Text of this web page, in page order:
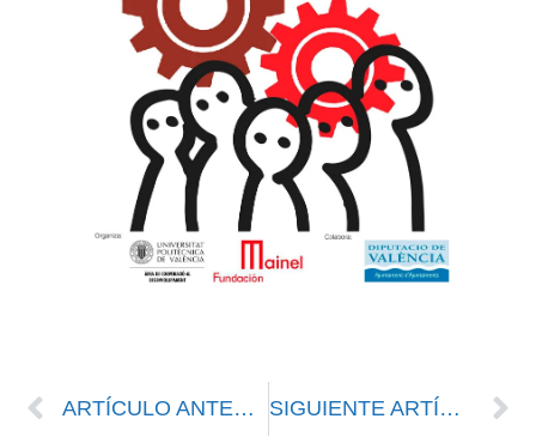
ARTÍCULO ANTERIOR SIGUIENTE ARTÍCULO